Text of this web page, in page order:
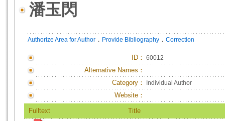
潘玉閃
Authorize Area for Author ． Provide Bibliography ． Correction
ID ： 60012
Alternative Names：
Category：
Individual Author
Website：
Fulltext Title